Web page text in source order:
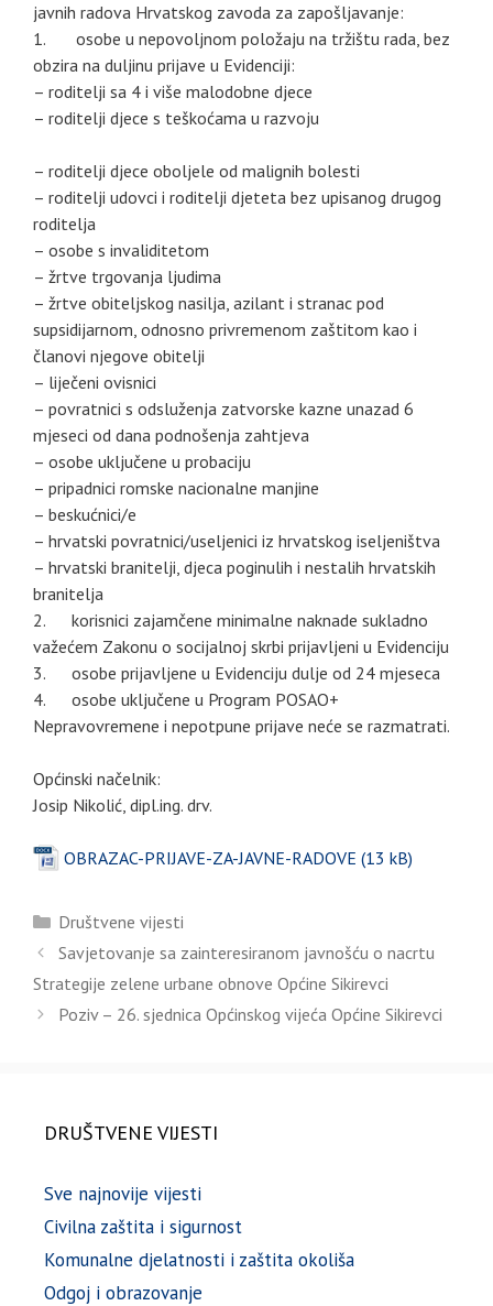
javnih radova Hrvatskog zavoda za zapošljavanje:
1. osobe u nepovoljnom položaju na tržištu rada, bez
obzira na duljinu prijave u Evidenciji:
– roditelji sa 4 i više malodobne djece
– roditelji djece s teškoćama u razvoju
– roditelji djece oboljele od malignih bolesti
– roditelji udovci i roditelji djeteta bez upisanog drugog
roditelja
– osobe s invaliditetom
– žrtve trgovanja ljudima
– žrtve obiteljskog nasilja, azilant i stranac pod
supsidijarnom, odnosno privremenom zaštitom kao i
članovi njegove obitelji
– liječeni ovisnici
– povratnici s odsluženja zatvorske kazne unazad 6
mjeseci od dana podnošenja zahtjeva
– osobe uključene u probaciju
– pripadnici romske nacionalne manjine
– beskućnici/e
– hrvatski povratnici/useljenici iz hrvatskog iseljeništva
– hrvatski branitelji, djeca poginulih i nestalih hrvatskih
branitelja
2. korisnici zajamčene minimalne naknade sukladno
važećem Zakonu o socijalnoj skrbi prijavljeni u Evidenciju
3. osobe prijavljene u Evidenciju dulje od 24 mjeseca
4. osobe uključene u Program POSAO+
Nepravovremene i nepotpune prijave neće se razmatrati.
Općinski načelnik:
Josip Nikolić, dipl.ing. drv.
OBRAZAC-PRIJAVE-ZA-JAVNE-RADOVE
Kategorije
Društvene vijesti
Savjetovanje sa zainteresiranom javnošću o nacrtu
Strategije zelene urbane obnove Općine Sikirevci
Poziv – 26. sjednica Općinskog vijeća Općine Sikirevci
DRUŠTVENE VIJESTI
Sve najnovije vijesti
Civilna zaštita i sigurnost
Komunalne djelatnosti i zaštita okoliša
Odgoj i obrazovanje